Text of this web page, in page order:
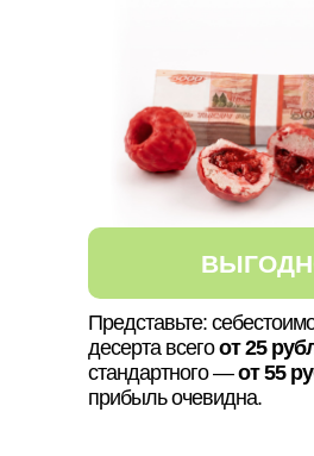
Представьте:
десерта всегоот 25
стандартного —от 55
прибыль очевидна.